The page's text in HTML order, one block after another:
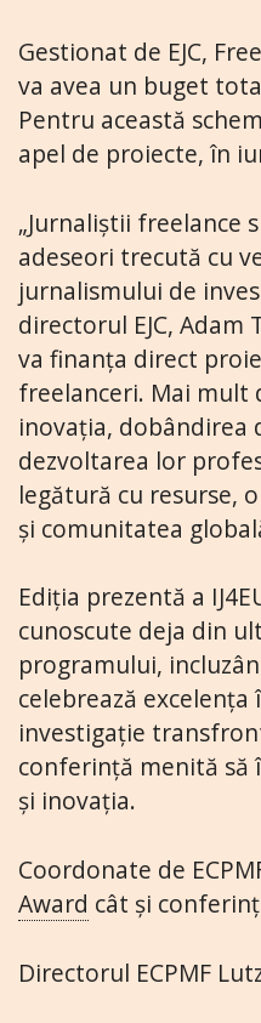
Gestionat de EJC,
va avea un buget
Pentru această
apel de proiecte, în
„Jurnaliștii freelance
adeseori trecută cu
jurnalismului de
directorul EJC, Adam
va finanța direct
freelanceri. Mai mult
inovația, dobândirea
dezvoltarea lor
legătură cu resurse,
și comunitatea
Ediția prezentă a
cunoscute deja din
programului,
celebrează
investigație
conferință menită să
și inovația.
Coordonate de
Award cât și
Directorul ECPMF